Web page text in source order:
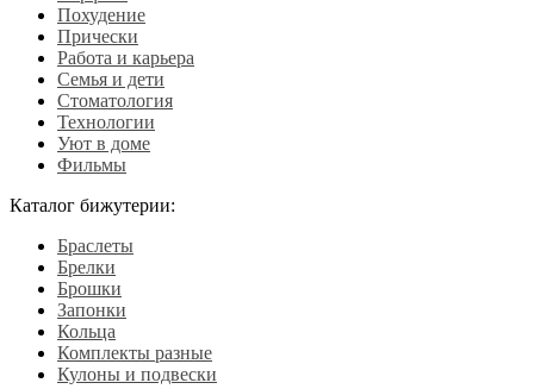
Похудение
Прически
Работа и карьера
Семья и дети
Стоматология
Технологии
Уют в доме
Фильмы
Каталог бижутерии:
Браслеты
Брелки
Брошки
Запонки
Кольца
Комплекты разные
Кулоны и подвески